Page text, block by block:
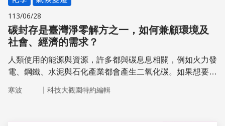
113/06/28
碳封存是臺灣淨零解方之一，如何兼顧環境及
社會、經濟的需求？
人類使用的能源與資源，許多都與碳息息相關，例如火力發
電、鋼鐵、水泥與石化產業都會產生二氧化碳。如果想要減
向，不過應運而生的「碳封存」（carbon storage）技術，
寒波 ｜ 科技大觀園特約編輯